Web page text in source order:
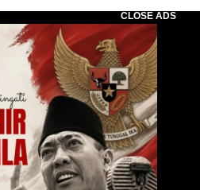
CLOSE ADS